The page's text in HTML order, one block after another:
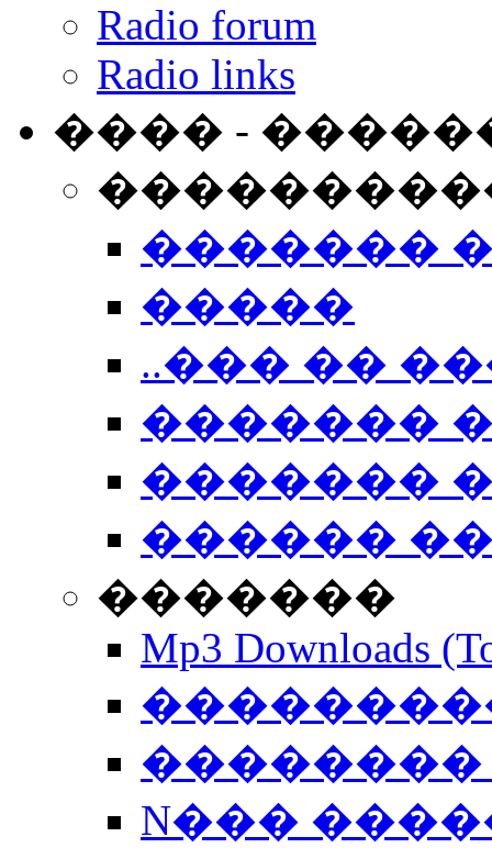
Radio forum
Radio links
���� -
�������
�����
..��� ��
�������
�������
������
�������
Mp3 Downloads
��������
N���